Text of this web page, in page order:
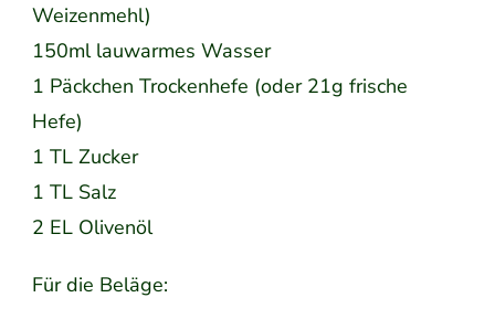
Weizenmehl)
150ml lauwarmes Wasser
1 Päckchen Trockenhefe (oder 21g frische
Hefe)
1 TL Zucker
1 TL Salz
2 EL Olivenöl
Für die Beläge: